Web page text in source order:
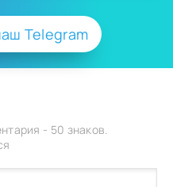
Telegram
- 50 знаков.